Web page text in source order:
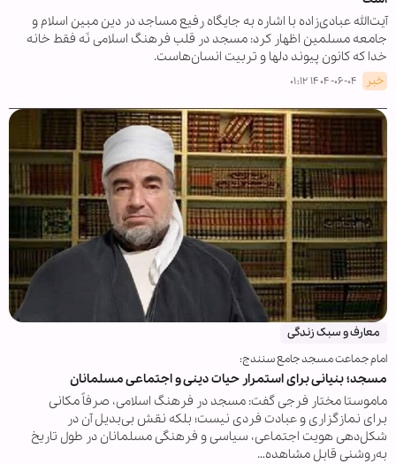
آیت‌الله عبادی‌زاده با اشاره به جایگاه رفیع مساجد در دین مبین اسلام و
جامعه مسلمین اظهار کرد: مسجد در قلب فرهنگ اسلامی نَه فقط خانه
خدا که کانون پیوند دلها و تربیت انسان‌هاست.
خبر ۱۴۰۴-۰۶-۰۴ ۰۱:۱۲
معارف و سبک زندگی
امام جماعت مسجد جامع سنندج:
مسجد؛ بنیانی برای استمرار حیات دینی و اجتماعی مسلمانان
ماموستا مختار فرجی گفت: مسجد در فرهنگ اسلامی، صرفاً مکانی
برای نمازگزاری و عبادت فردی نیست؛ بلکه نقش بی‌بدیل آن در
شکل‌دهی هویت اجتماعی، سیاسی و فرهنگی مسلمانان در طول تاریخ
به‌روشنی قابل مشاهده…